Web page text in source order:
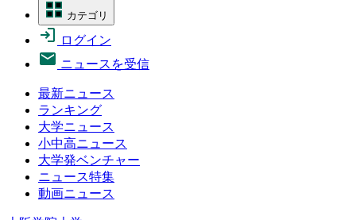
カテゴリ
ログイン
ニュースを受信
最新ニュース
ランキング
大学ニュース
小中高ニュース
大学発ベンチャー
ニュース特集
動画ニュース